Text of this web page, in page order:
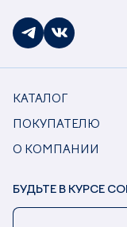
КАТАЛОГ
ПОКУПАТЕЛЮ
О КОМПАНИИ
БУДЬТЕ В КУРСЕ